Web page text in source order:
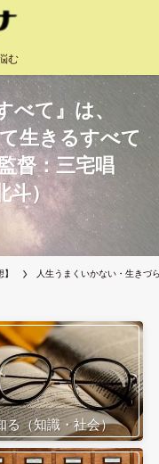
む
べて』は、
生きるすべて
督：三宅唱
斗）
人生うまくいかない・生きづ
る（知識・社会）